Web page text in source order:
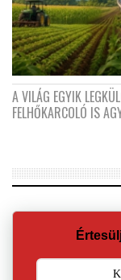
A VILÁG EGYIK
FELHŐKARCOLÓ IS